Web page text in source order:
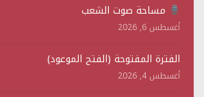
مساحة صوت الشعب
أغسطس 6, 2026
الفترة المفتوحة (الفتح الموعود)
أغسطس 4, 2026